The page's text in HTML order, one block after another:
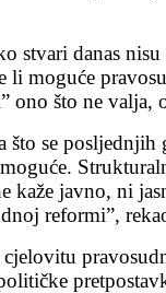
stvari danas nisu
li moguće
ono što ne
što se posljednjih
kaže javno, ni
reformi”,
cjelovitu